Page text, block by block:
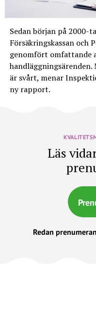
Sedan början på 2000-
Försäkringskassan och
genomfört omfattande
är svårt, menar
ny rapport.
Läs
Redan